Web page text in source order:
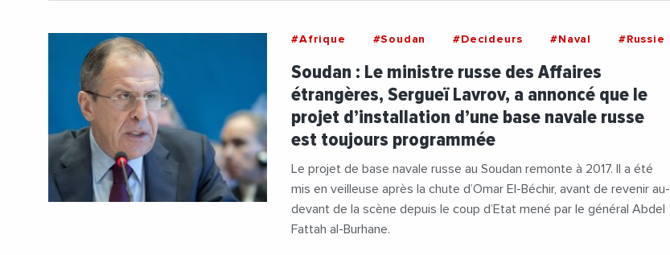
#Afrique #Soudan #Decideurs #Naval #Russie
Soudan : Le ministre russe des Affaires
étrangères, Sergueï Lavrov, a annoncé que le
projet d’installation d’une base navale russe
est toujours programmée
Le projet de base navale russe au Soudan remonte à 2017. Il a été
mis en veilleuse après la chute d’Omar El-Béchir, avant de revenir au-
devant de la scène depuis le coup d’Etat mené par le général Abdel
Fattah al-Burhane.